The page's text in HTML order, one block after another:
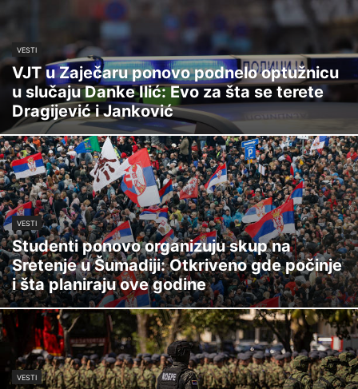
VESTI
VJT u Zaječaru ponovo podnelo optužnicu
u slučaju Danke Ilić: Evo za šta se terete
Dragijević i Janković
VESTI
Studenti ponovo organizuju skup na
Sretenje u Šumadiji: Otkriveno gde počinje
i šta planiraju ove godine
VESTI